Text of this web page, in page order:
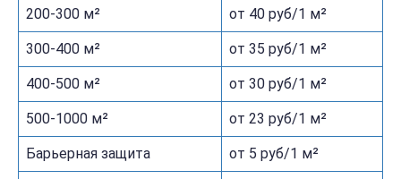
200-300 м² от 40 руб/1 м²
300-400 м² от 35 руб/1 м²
400-500 м² от 30 руб/1 м²
500-1000 м² от 23 руб/1 м²
Барьерная защита от 5 руб/1 м²